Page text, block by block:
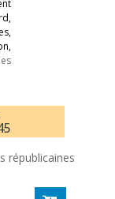
républicaines